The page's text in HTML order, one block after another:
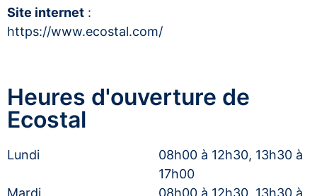
Site internet :
https://www.ecostal.com/
Heures d'ouverture de
Ecostal
Lundi
08h00 à 12h30, 13h30 à
17h00
Mardi
08h00 à 12h30, 13h30 à